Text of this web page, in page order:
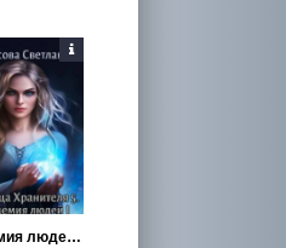
Академия людей 1